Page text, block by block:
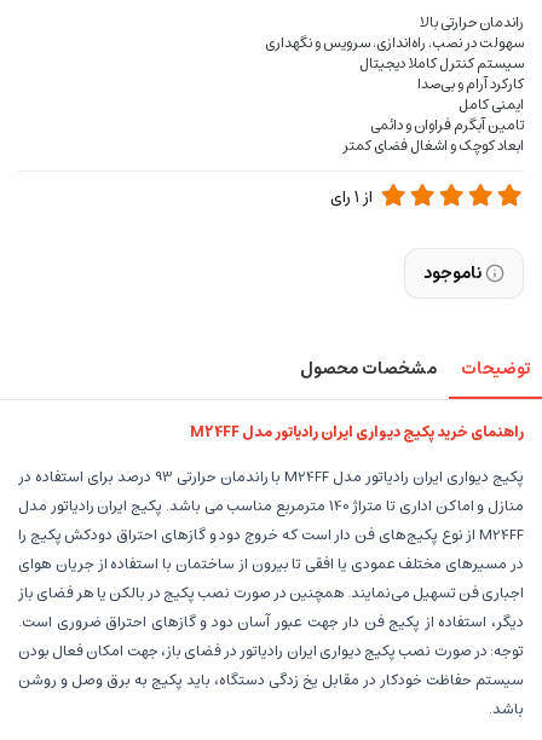
راندمان حرارتی بالا
سهولت در نصب، راه‌اندازی، سرویس و نگهداری
سیستم کنترل کاملا دیجیتال
کارکرد آرام و بی‌صدا
ایمنی کامل
تامین آبگرم فراوان و دائمی
ابعاد کوچک و اشغال فضای کمتر
از1رای
ناموجود
توضیحات مشخصات محصول
راهنمای خرید پکیج دیواری ایران رادیاتور مدل M24FF
پکیج دیواری ایران رادیاتور مدل M24FF با راندمان حرارتی 93 درصد برای استفاده در
منازل و اماکن اداری تا متراژ 140 مترمربع مناسب می باشد. پکیج ایران رادیاتور مدل
M24FF از نوع پکیج‌های فن دار است که خروج دود و گازهای احتراق دودکش پکیج را
در مسیرهای مختلف عمودی یا افقی تا بیرون از ساختمان با استفاده از جریان هوای
اجباری فن تسهیل می‌نمایند. همچنین در صورت نصب پکیج در بالکن یا هر فضای باز
دیگر، استفاده از پکیج فن دار جهت عبور آسان دود و گازهای احتراق ضروری است.
توجه: در صورت نصب پکیج دیواری ایران رادیاتور در فضای باز، جهت امکان فعال بودن
سیستم حفاظت خودکار در مقابل یخ زدگی دستگاه، باید پکیج به برق وصل و روشن
باشد.